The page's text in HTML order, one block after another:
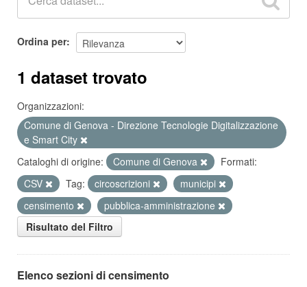
Ordina per
1 dataset trovato
Organizzazioni:
Comune di Genova - Direzione Tecnologie Digitalizzazione
e Smart City
Cataloghi di origine:
Comune di Genova
Formati:
CSV
Tag: circoscrizioni
municipi
censimento
pubblica-amministrazione
Risultato del Filtro
Elenco sezioni di censimento